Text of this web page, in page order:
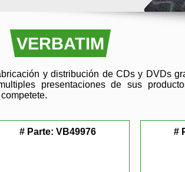
VERBATIM
y distribución de CDs y DVDs
presentaciones de sus
# Parte:VB49976 #